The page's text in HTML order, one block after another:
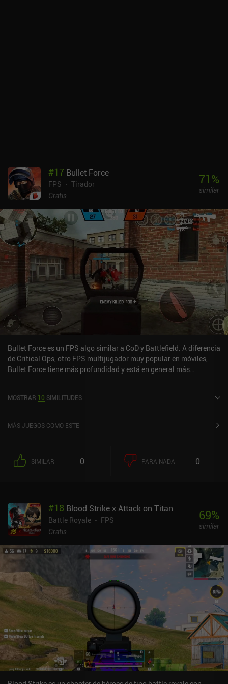
#17 Bullet Force
FPS
Tirador
Gratis
71%
similar
Bullet Force es un FPS algo similar a CoD y Battlefield. A diferencia
de Critical Ops, otro FPS multijugador muy popular en móviles,
Bullet Force tiene más profundidad y está en general más
no quieres machacar, puedes pagar, lo que te dará una ligera
modo offline contra bots también, que siempre es agradable.
MOSTRAR 10 SIMILITUDES
MÁS JUEGOS COMO ESTE
SIMILAR 0 PARA NADA 0
#18 Blood Strike x Attack on Titan
Battle Royale
FPS
Gratis
69%
similar